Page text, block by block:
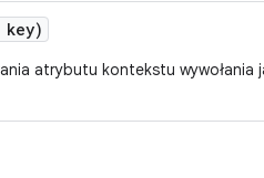
atrybutu kontekstu wywołania